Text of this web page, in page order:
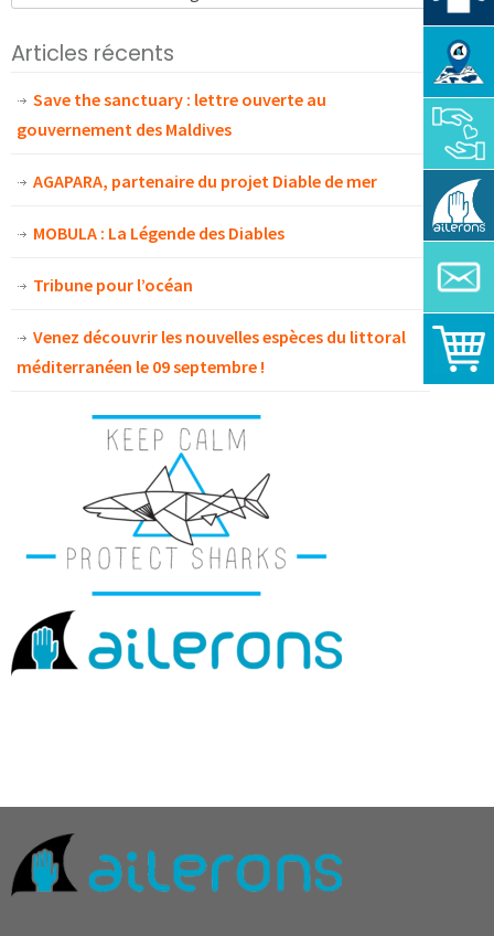
Articles récents
Save the sanctuary : lettre ouverte au
gouvernement des Maldives
AGAPARA, partenaire du projet Diable de mer
MOBULA : La Légende des Diables
Tribune pour l’océan
Venez découvrir les nouvelles espèces du littoral
méditerranéen le 09 septembre !